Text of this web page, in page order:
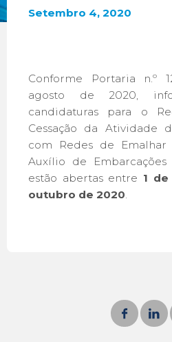
Setembro 4, 2020
Conforme Portaria n.º
agosto de 2020,
candidaturas para o
Cessação da Atividade
com Redes de
Auxílio de Embarcações
estão abertas entre 1
outubro de 2020